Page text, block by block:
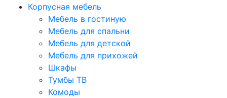
Корпусная мебель
Мебель в гостиную
Мебель для спальни
Мебель для детской
Мебель для прихожей
Шкафы
Тумбы ТВ
Комоды